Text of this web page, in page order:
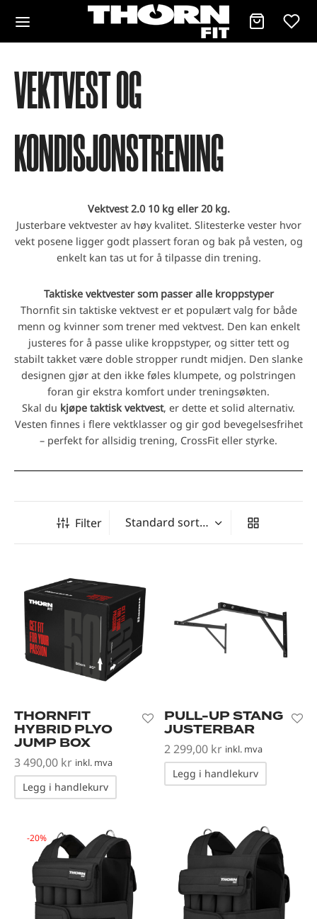
VEKTVEST OG
KONDISJONSTRENING
Vektvest 2.0 10 kg eller 20 kg.
Justerbare vektvester av høy kvalitet. Slitesterke vester hvor
vekt posene ligger godt plassert foran og bak på vesten, og
enkelt kan tas ut for å tilpasse din trening.
Taktiske vektvestersom passer alle kroppstyper
Thornfit sin taktiske vektvest er et populært valg for både
menn og kvinner som trener med vektvest. Den kan enkelt
justeres for å passe ulike kroppstyper, og sitter tett og
stabilt takket være doble stropper rundt midjen. Den slanke
designen gjør at den ikke føles klumpete, og polstringen
foran gir ekstra komfort under treningsøkten.
Skal du kjøpe taktisk vektvest, er dette et solid alternativ.
Vesten finnes i flere vektklasser og gir god bevegelsesfrihet
– perfekt for allsidig trening, CrossFit eller styrke.
Filter
THORNFIT
HYBRID PLYO
JUMP BOX
3 490,00 kr inkl. mva
Legg i handlekurv
PULL-UP STANG
JUSTERBAR
2 299,00 kr inkl. mva
Legg i handlekurv
-20%
Tilbake
og kondisjonstrening
utstyr
Tilbake
og Racks
Tilbake
Tilbake
minibands og mobilitet